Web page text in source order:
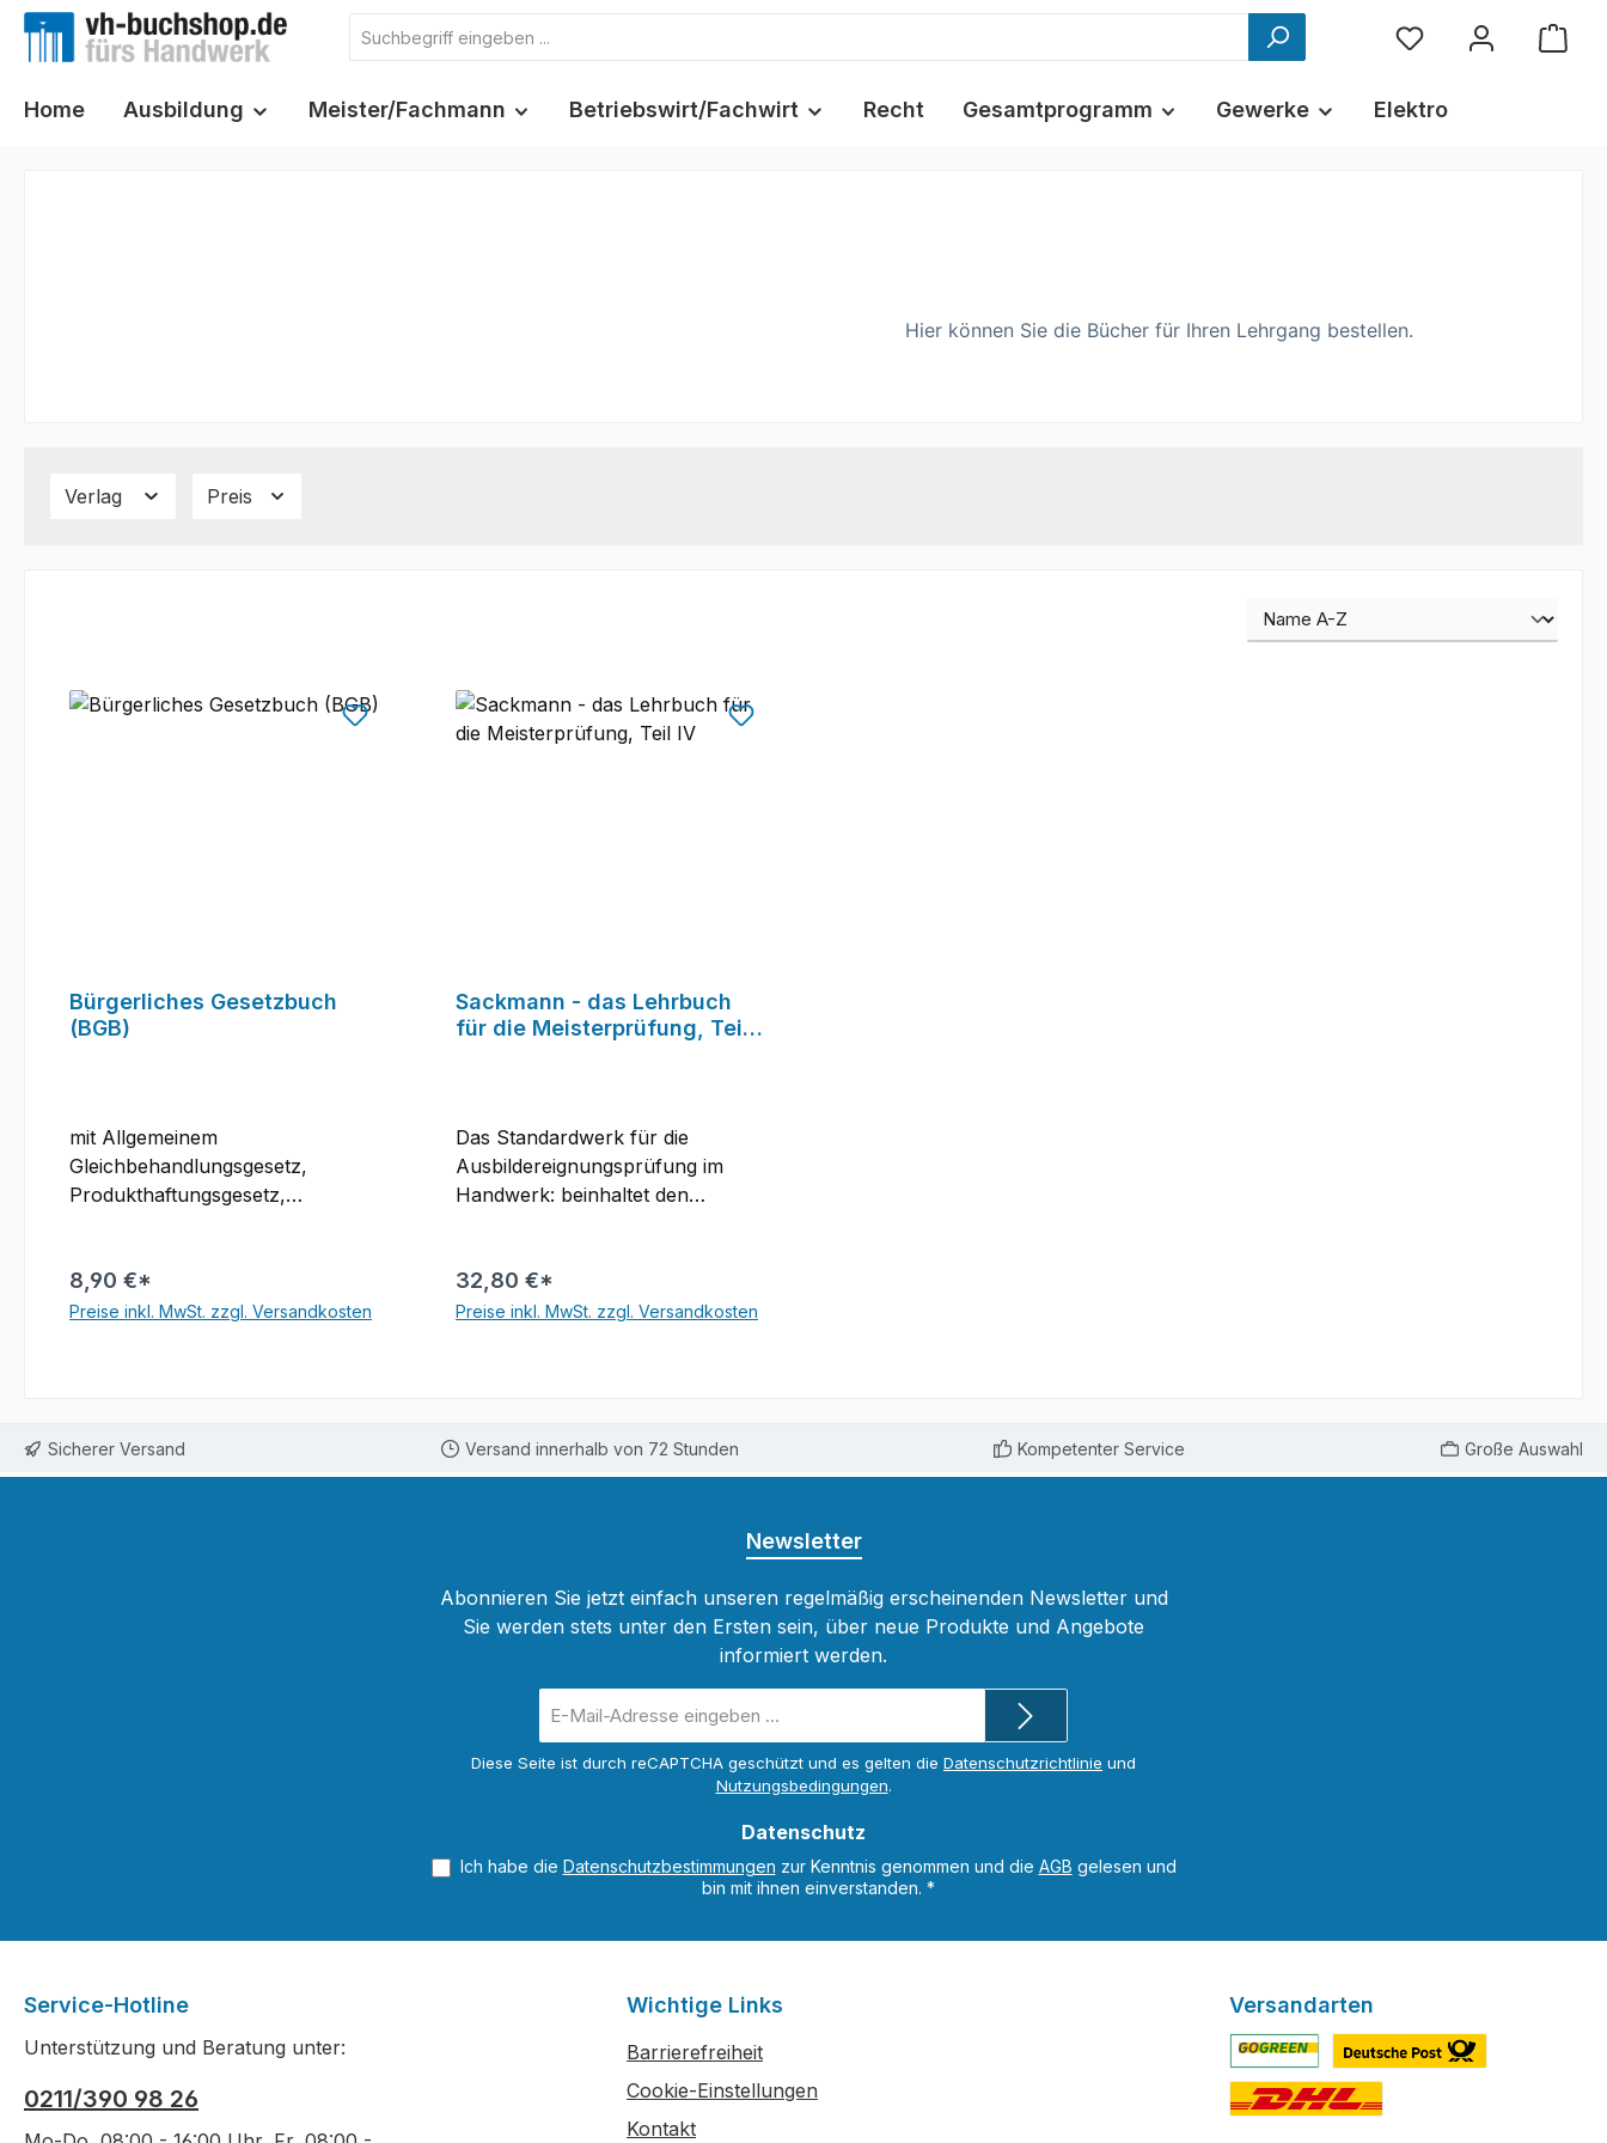
Hauptinhalt springen
Zur Suche springen
Zur Hauptnavigation springen
Home Ausbildung Meister/Fachmann Betriebswirt/Fachwirt Recht Gesamtprogramm Gewerke Elektro
Hier können Sie die Bücher für Ihren Lehrgang bestellen.
Verlag Preis
Bürgerliches Gesetzbuch
(BGB)
mit Allgemeinem
Gleichbehandlungsgesetz,
Produkthaftungsgesetz,
Erbbaurechtsgesetz.
Textausgabe. Rechtsstand: 22.
8,90 €*
Preise inkl. MwSt. zzgl. Versandkosten
Sackmann - das Lehrbuch
für die Meisterprüfung, Teil
Das Standardwerk für die
Ausbildereignungsprüfung im
Handwerk: beinhaltet den
thematisch übersichtlich
strukturiert; startet jedes neue
Schritten anhand dieses Beispiels.
bietet zahlreiche Abbildungen, die
Sie erhalten mit dem Lehrbuch
einen Zugang zu einem digitalen
Lernportal. Nach dem Prinzip
Verstehen - Üben - Testen kann
dort gefestigt und getestet
werden, bis Sie mit einem guten
Gefühl in die Prüfung gehen.
Arbeitsmaterialien Quiz und Tests
Mit dem Code, den Sie im Buch
Lernportal, sondern auch das
wann und wo Sie gerade Zeit
32,80 €*
Preise inkl. MwSt. zzgl. Versandkosten
Sicherer Versand Versand innerhalb von 72 Stunden Kompetenter Service Große Auswahl
Newsletter
Abonnieren Sie jetzt einfach unseren regelmäßig erscheinenden Newsletter und
Sie werden stets unter den Ersten sein, über neue Produkte und Angebote
informiert werden.
Mail-
Diese Seite ist durch reCAPTCHA geschützt und es gelten die Datenschutzrichtlinie und
Nutzungsbedingungen.
Datenschutz
Ich habe die Datenschutzbestimmungen zur Kenntnis genommen und die AGB gelesen und
bin mit ihnen einverstanden. *
Service-Hotline
Unterstützung und Beratung unter:
0211/390 98 26
Wichtige Links
Barrierefreiheit
Cookie-Einstellungen
Kontakt
Versandarten
Benutzerdefiniertes Bild 1
Benutzerdefiniertes Bild 2